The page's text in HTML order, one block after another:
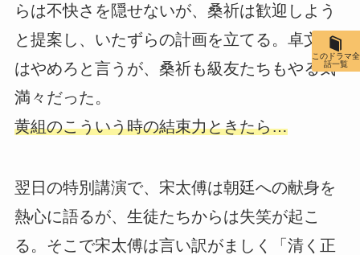
らは不快さを隠せないが、桑祈は歓迎しよう
と提案し、いたずらの計画を立てる。卓文遠
はやめろと言うが、桑祈も級友たちもやる気
満々だった。
黄組のこういう時の結束力ときたら…
翌日の特別講演で、宋太傅は朝廷への献身を
熱心に語るが、生徒たちからは失笑が起こ
る。そこで宋太傅は言い訳がましく「清く正
このドラマ全
話一覧